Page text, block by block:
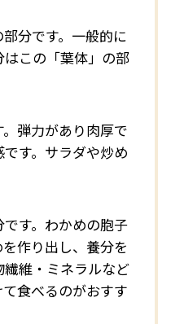
分です。一般的に
はこの「葉体」の部
弾力があり肉厚で
す。サラダや炒め
す。わかめの胞子
作り出し、養分を
維・ミネラルなど
食べるのがおすす